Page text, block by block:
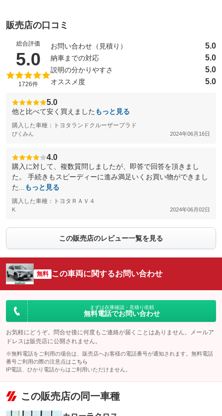
販売店の口コミ
総合評価
5.0 （5点満点中）
1726件
お問い合わせ（見積り） 5.0
納車までの対応 5.0
説明の分かりやすさ 5.0
オススメ度 5.0
5.0
他と比べて安く買えました もっと見る
購入した車種：トヨタランドクルーザープラド
ぴくみん 2024年06月16日
4.0
購入に対して、複数質問しましたが、即答で回答を頂きまし
た。 手続きもスピーディーに進み満足いくお買い物ができまし
た...
もっと見る
購入した車種：トヨタＲＡＶ４
K 2024年06月02日
この販売店のレビュー一覧を見る
無料 この車両に関するお問い合わせ
まずは在庫確認・見積り依頼
無料電話でお問い合わせ
お気軽にどうぞ。問合せ後に何度もご連絡が届くことはありません。メールア
ドレスは販売店に公開されません。
※無料電話をご利用の場合は、販売店へお客様の電話番号が通知されます。無料電話
番号ご利用の際の注意点は こちら
IP電話、ひかり電話からはご利用いただけません。
この販売店の同一車種